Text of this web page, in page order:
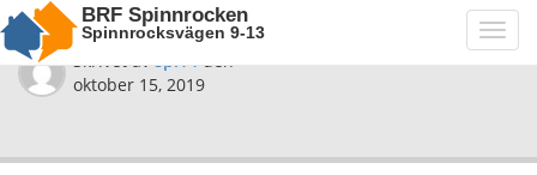
BRF Spinnrocken
Spinnrocksvägen 9-13
Skrivet avspi14den
oktober 15, 2019